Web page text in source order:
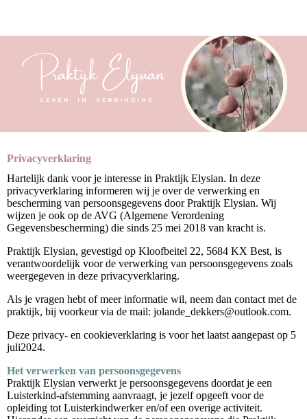
Privacyverklaring
Hartelijk dank voor je interesse in Praktijk Elysian. In deze
privacyverklaring informeren wij je over de verwerking en
bescherming van persoonsgegevens door Praktijk Elysian. Wij
wijzen je ook op de AVG (Algemene Verordening
Gegevensbescherming) die sinds 25 mei 2018 van kracht is.
Praktijk Elysian, gevestigd op Kloofbeitel 22, 5684 KX Best, is
verantwoordelijk voor de verwerking van persoonsgegevens zoals
weergegeven in deze privacyverklaring.
Als je vragen hebt of meer informatie wil, neem dan contact met de
praktijk, bij voorkeur via de mail: jolande_dekkers@outlook.com.
Deze privacy- en cookieverklaring is voor het laatst aangepast op 5
juli2024.
Het verwerken van persoonsgegevens
Praktijk Elysian verwerkt je persoonsgegevens doordat je een
Luisterkind-afstemming aanvraagt, je jezelf opgeeft voor de
opleiding tot Luisterkindwerker en/of een overige activiteit.